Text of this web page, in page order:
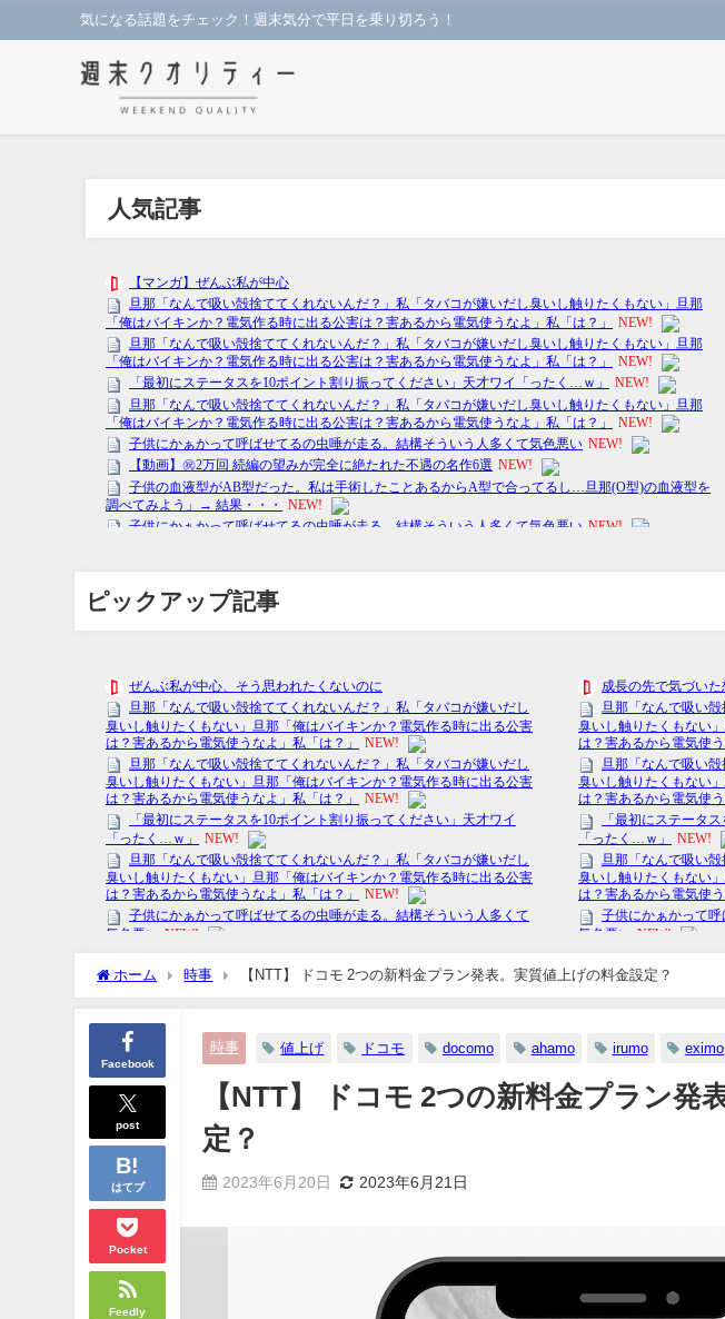
気になる話題をチェック！週末気分で平日を乗り切ろう！
人気記事
ピックアップ記事
ホーム 時事 【NTT】 ドコモ 2つの新料金プラン発表。実質値上げの料金設定？
Facebook
post
はてブ
Pocket
Feedly
時事 値上げ ドコモ docomo ahamo irumo eximo
【NTT】 ドコモ 2つの新料金プラン発
定？
2023年6月20日 2023年6月21日